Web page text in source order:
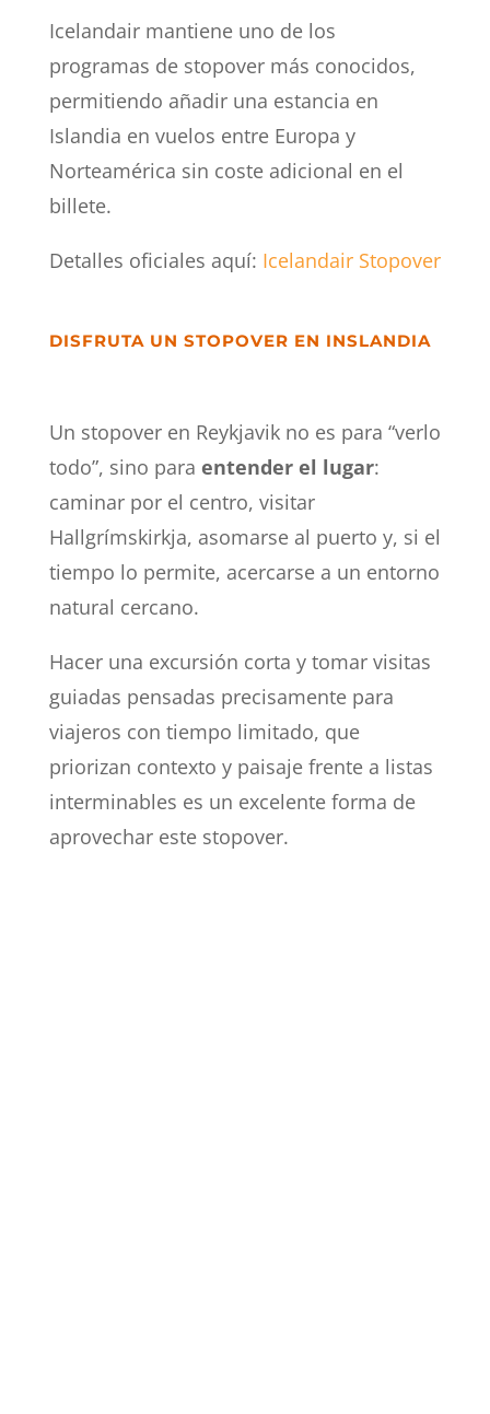
Icelandair mantiene uno de los
programas de stopover más conocidos,
permitiendo añadir una estancia en
Islandia en vuelos entre Europa y
Norteamérica sin coste adicional en el
billete.
Detalles oficiales aquí: Icelandair Stopover
DISFRUTA UN STOPOVER EN INSLANDIA
Un stopover en Reykjavik no es para “verlo
todo”, sino para entender el lugar:
caminar por el centro, visitar
Hallgrímskirkja, asomarse al puerto y, si el
tiempo lo permite, acercarse a un entorno
natural cercano.
Hacer una excursión corta y tomar visitas
guiadas pensadas precisamente para
viajeros con tiempo limitado, que
priorizan contexto y paisaje frente a listas
interminables es un excelente forma de
aprovechar este stopover.